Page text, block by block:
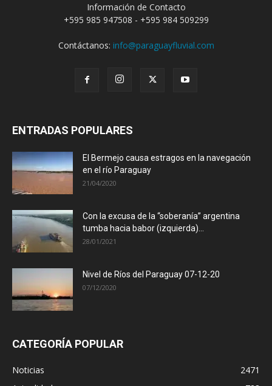
Información de Contacto
+595 985 947508 - +595 984 509299
Contáctanos: info@paraguayfluvial.com
ENTRADAS POPULARES
El Bermejo causa estragos en la navegación
en el río Paraguay
21/04/2020
Con la excusa de la “soberanía” argentina
tumba hacia babor (izquierda)...
28/01/2021
Nivel de Ríos del Paraguay 07-12-20
07/12/2020
CATEGORÍA POPULAR
Noticias
2471